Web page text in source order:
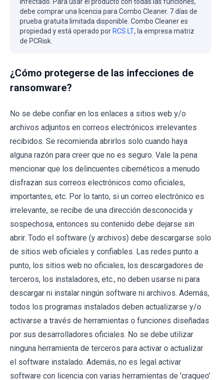
debe comprar una licencia para Combo Cleaner. 7 días de
prueba gratuita limitada disponible. Combo Cleaner es
propiedad y está operado por RCS LT, la empresa matriz
de PCRisk.
¿Cómo protegerse de las infecciones de
ransomware?
No se debe confiar en los enlaces a sitios web y/o
archivos adjuntos en correos electrónicos irrelevantes
recibidos. Se recomienda abrirlos solo cuando haya
alguna razón para creer que no es seguro. Vale la pena
mencionar que los delincuentes cibernéticos a menudo
disfrazan sus correos electrónicos como oficiales,
importantes, etc. Por lo tanto, si un correo electrónico es
irrelevante, se recibe de una dirección desconocida y
sospechosa, entonces su contenido debe dejarse sin
abrir. Todo el software (y archivos) debe descargarse solo
de sitios web oficiales y confiables. Las redes punto a
punto, los sitios web no oficiales, los descargadores de
terceros, los instaladores, etc., no deben usarse ni para
descargar ni instalar ningún software ni archivos. Además,
todos los programas instalados deben actualizarse y/o
activarse a través de herramientas o funciones diseñadas
por sus desarrolladores oficiales. No se debe utilizar
ninguna herramienta de terceros para activar o actualizar
el software instalado. Además, no es legal activar
software con licencia con varias herramientas de 'craqueo'